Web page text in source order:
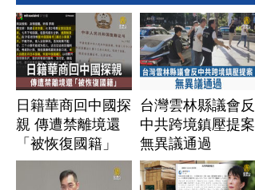
日籍華商回中國探
親 傳遭禁離境還
「被恢復國籍」
台灣雲林縣議會反
中共跨境鎮壓提案
無異議通過